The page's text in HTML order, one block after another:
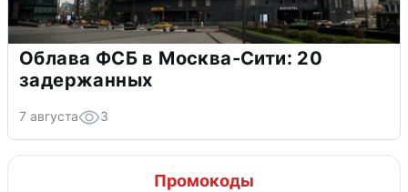
Облава ФСБ в Москва-Сити: 20
задержанных
7 августа 3
Промокоды